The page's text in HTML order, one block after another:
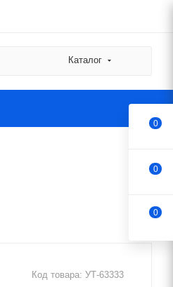
Каталог
Код товара: УТ-63333
0
0
0